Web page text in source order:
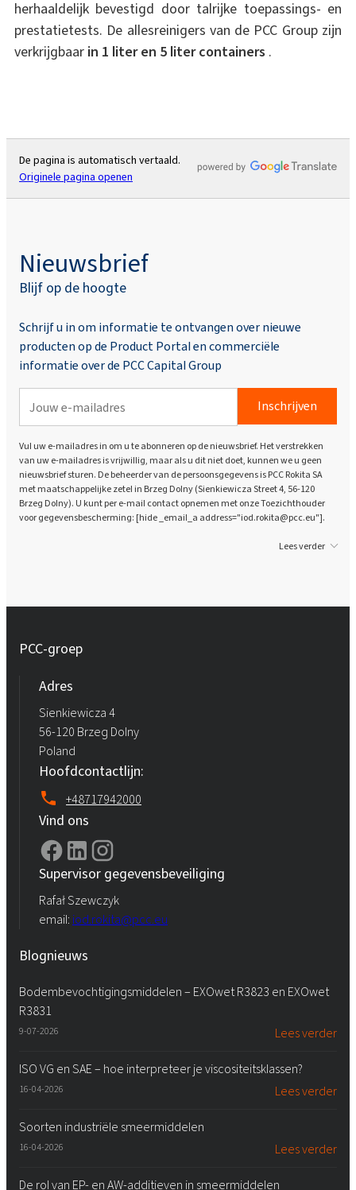
herhaaldelijk bevestigd door talrijke toepassings- en
prestatietests. De allesreinigers van de PCC Group zijn
verkrijgbaar in 1 liter en 5 liter containers .
De pagina is automatisch vertaald.
Originele pagina openen
Nieuwsbrief
Blijf op de hoogte
Schrijf u in om informatie te ontvangen over nieuwe
producten op de Product Portal en commerciële
informatie over de PCC Capital Group
Inschrijven
Vul uw e-mailadres in om u te abonneren op de nieuwsbrief. Het verstrekken
van uw e-mailadres is vrijwillig, maar als u dit niet doet, kunnen we u geen
nieuwsbrief sturen. De beheerder van de persoonsgegevens is PCC Rokita SA
met maatschappelijke zetel in Brzeg Dolny (Sienkiewicza Street 4, 56-120
Brzeg Dolny). U kunt per e-mail contact opnemen met onze Toezichthouder
voor gegevensbescherming: [hide _email_a address="iod.rokita@pcc.eu"].
Lees verder
PCC-groep
Adres
Sienkiewicza 4
56-120 Brzeg Dolny
Poland
Hoofdcontactlijn:
+48717942000
Vind ons
Supervisor gegevensbeveiliging
Rafał Szewczyk
email: iod.rokita@pcc.eu
Blognieuws
Bodembevochtigingsmiddelen – EXOwet R3823 en EXOwet
R3831
9-07-2026 Lees verder
ISO VG en SAE – hoe interpreteer je viscositeitsklassen?
16-04-2026 Lees verder
Soorten industriële smeermiddelen
16-04-2026 Lees verder
De rol van EP- en AW-additieven in smeermiddelen